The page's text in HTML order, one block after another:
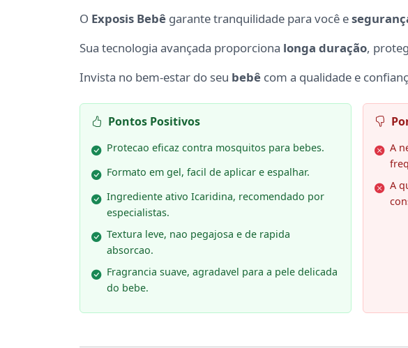
O Exposis Bebê garante tranquilidade para você e
Sua tecnologia avançada proporciona longa duração,
Invista no bem-estar do seu bebê com a qualidade e
Pontos Positivos
Protecao eficaz contra mosquitos para bebes.
Formato em gel, facil de aplicar e espalhar.
Ingrediente ativo Icaridina, recomendado por
especialistas.
Textura leve, nao pegajosa e de rapida
absorcao.
Fragrancia suave, agradavel para a pele delicada
do bebe.
A
A